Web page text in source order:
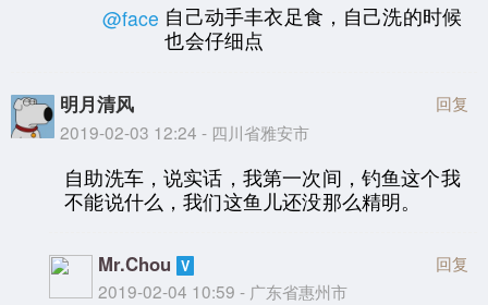
@face 自己动手丰衣足食，自己洗的时候
也会仔细点
明月清风
2019-02-03 12:24 - 四川省雅安市
回复
自助洗车，说实话，我第一次间，钓鱼这个我
不能说什么，我们这鱼儿还没那么精明。
Mr.Chou
2019-02-04 10:59 - 广东省惠州市
回复